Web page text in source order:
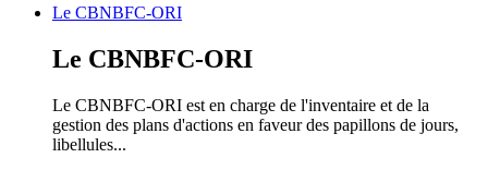
Le CBNBFC-ORI
Le CBNBFC-ORI
Le CBNBFC-ORI est en charge de l'inventaire et de la
gestion des plans d'actions en faveur des papillons de jours,
libellules...